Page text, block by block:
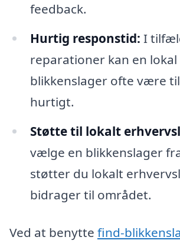
feedback.
Hurtig responstid: I
reparationer kan en lokal
blikkenslager ofte være
hurtigt.
Støtte til lokalt
vælge en blikkenslager
støtter du lokalt
bidrager til området.
Ved at benytte find-